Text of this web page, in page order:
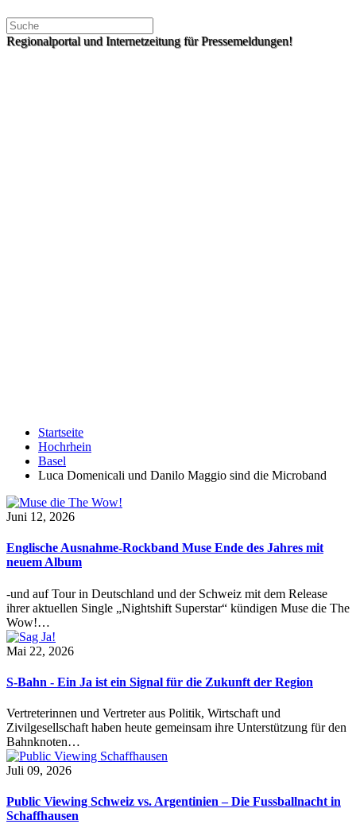
Regionalportal und Internetzeitung für Pressemeldungen!
Startseite
Hochrhein
Basel
Luca Domenicali und Danilo Maggio sind die Microband
Juni 12, 2026
Englische Ausnahme-Rockband Muse Ende des Jahres mit
neuem Album
-und auf Tour in Deutschland und der Schweiz mit dem Release
ihrer aktuellen Single „Nightshift Superstar“ kündigen Muse die The
Wow!…
Mai 22, 2026
S-Bahn - Ein Ja ist ein Signal für die Zukunft der Region
Vertreterinnen und Vertreter aus Politik, Wirtschaft und
Zivilgesellschaft haben heute gemeinsam ihre Unterstützung für den
Bahnknoten…
Juli 09, 2026
Public Viewing Schweiz vs. Argentinien – Die Fussballnacht in
Schaffhausen